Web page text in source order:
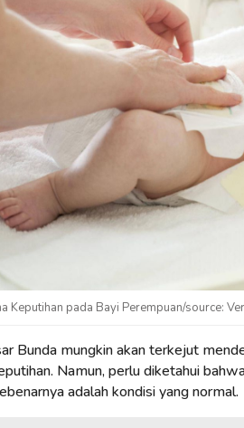
Keputihan pada Bayi Perempuan/source:
Bunda mungkin akan terkejut
Namun, perlu diketahui
adalah kondisi yang normal.